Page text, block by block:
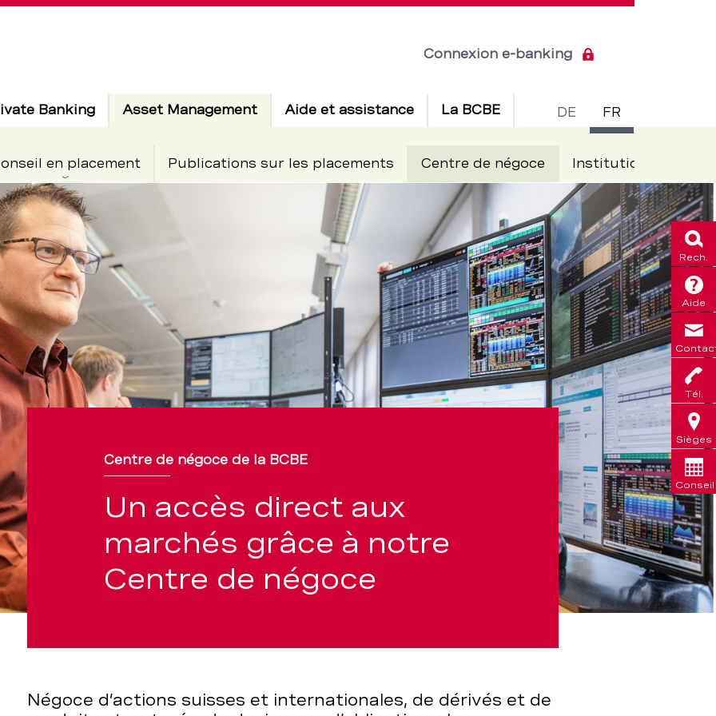
de
langue
DE FR
Connexion e-banking
Banking Asset ManagementActif
en placement Publications sur les placements Centre de négoce Institutionnels
Aide et assistance La BCBE
Rech.
Aide
Tél.
Sièges
Conseil
Centre de négoce de la BCBE
Un accès direct aux
marchés grâce à notre
Centre de négoce
Négoce d’actions suisses et internationales, de dérivés et de